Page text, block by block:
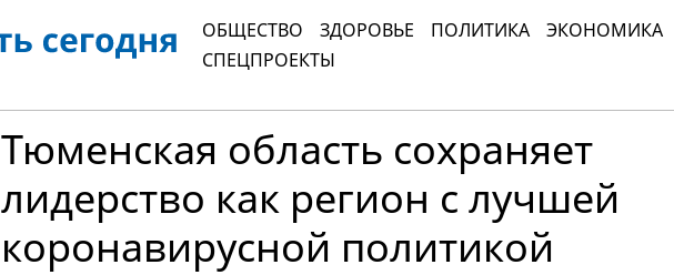
ОБЩЕСТВО ЗДОРОВЬЕ ПОЛИТИКА
ЭКОНОМИКА
СПЕЦПРОЕКТЫ
Тюменская область сохраняет
лидерство как регион с лучшей
коронавирусной политикой